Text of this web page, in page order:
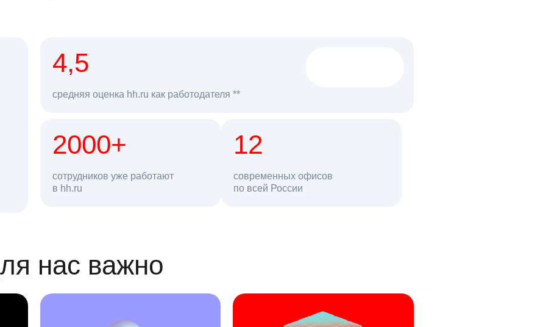
4,5
средняя оценка hh.ru как работодателя **
2000+
сотрудников уже работают
в hh.ru
68 млн 12
современных офисов
по всей Россиипользователей в день
нас важно